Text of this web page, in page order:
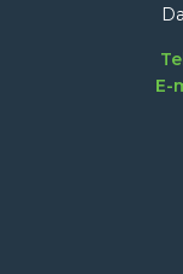
E-